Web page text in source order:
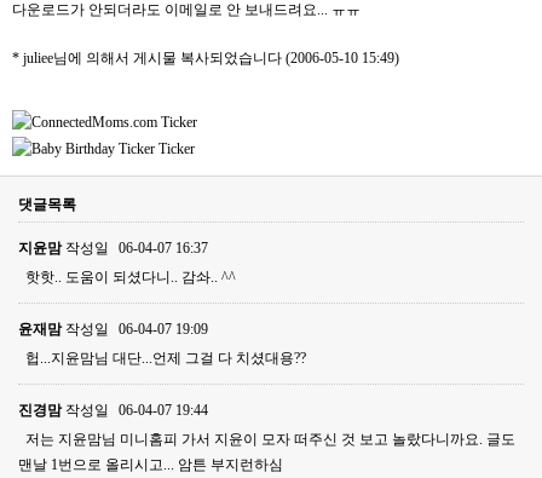
다운로드가 안되더라도 이메일로 안 보내드려요... ㅠㅠ
* juliee님에 의해서 게시물 복사되었습니다 (2006-05-10 15:49)
댓글목록
지윤맘 작성일
06-04-07 16:37
핫핫.. 도움이 되셨다니.. 감솨.. ^^
윤재맘 작성일
06-04-07 19:09
헙...지윤맘님 대단...언제 그걸 다 치셨대용??
진경맘 작성일
06-04-07 19:44
저는 지윤맘님 미니홈피 가서 지윤이 모자 떠주신 것 보고 놀랐다니까요. 글도
맨날 1번으로 올리시고... 암튼 부지런하심